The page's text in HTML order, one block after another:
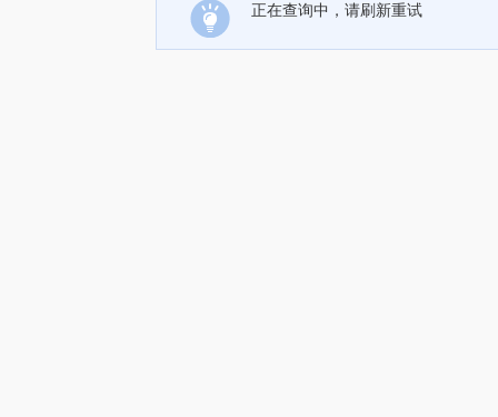
正在查询中，请刷新重试